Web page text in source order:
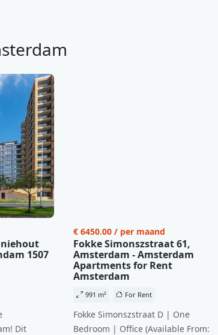
1507
Dit
€ 6450.00 / per maand
Fokke Simonszstraat 61,
Amsterdam - Amsterdam
Apartments for Rent
Amsterdam
991 m² For Rent
Fokke Simonszstraat D | One
Bedroom | Office (Available From: